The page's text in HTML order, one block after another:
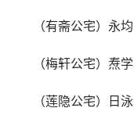
（有斋公宅）永
（梅轩公宅）焘
（莲隐公宅）日